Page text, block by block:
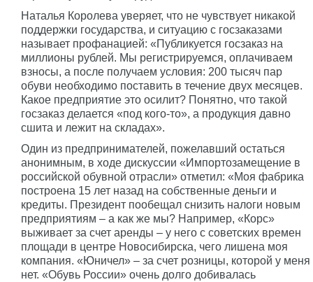
Наталья Королева уверяет, что не чувствует никакой
поддержки государства, и ситуацию с госзаказами
называет профанацией: «Публикуется госзаказ на
миллионы рублей. Мы регистрируемся, оплачиваем
взносы, а после получаем условия: 200 тысяч пар
обуви необходимо поставить в течение двух месяцев.
Какое предприятие это осилит? Понятно, что такой
госзаказ делается «под кого-то», а продукция давно
сшита и лежит на складах».
Один из предпринимателей, пожелавший остаться
анонимным, в ходе дискуссии «Импортозамещение в
российской обувной отрасли» отметил: «Моя фабрика
построена 15 лет назад на собственные деньги и
кредиты. Президент пообещал снизить налоги новым
предприятиям – а как же мы? Например, «Корс»
выживает за счет аренды – у него с советских времен
площади в центре Новосибирска, чего лишена моя
компания. «Юничел» – за счет розницы, которой у меня
нет. «Обувь России» очень долго добивалась